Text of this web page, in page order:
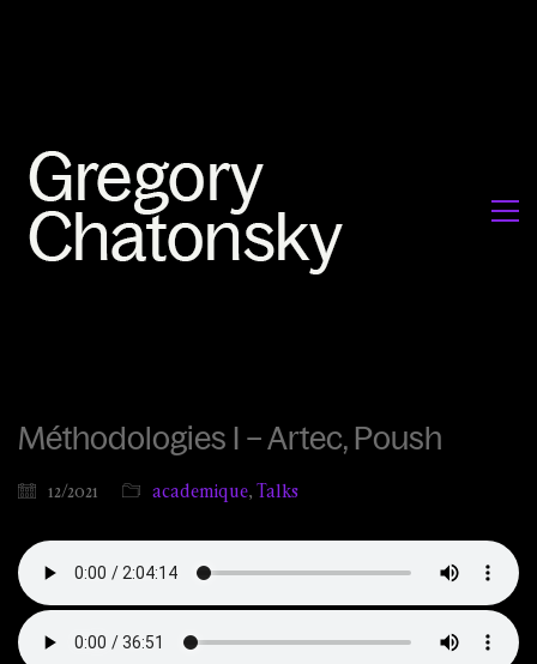
Méthodologies I – Artec, Poush
12/2021 academique, Talks